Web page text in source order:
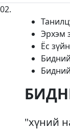
02.
Эрхэм
Ёс
"хүний